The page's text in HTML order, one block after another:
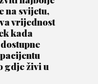
na svijetu,
vrijednost
kada
gdje živi u